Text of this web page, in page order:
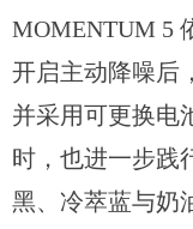
MOMENTUM 5
开启主动降噪后
并采用可更换电
时，也进一步践
黑、冷萃蓝与奶